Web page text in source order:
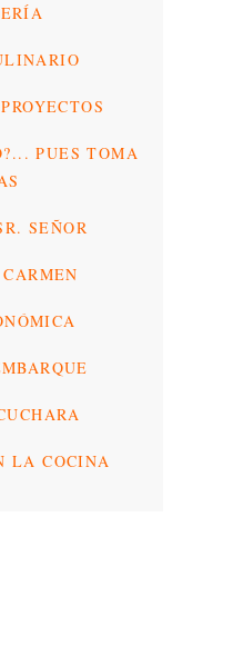
PUES TOMA
SEÑOR
LA COCINA